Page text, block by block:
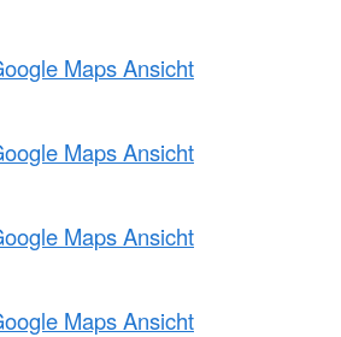
Maps Ansicht
Maps Ansicht
Maps Ansicht
Maps Ansicht